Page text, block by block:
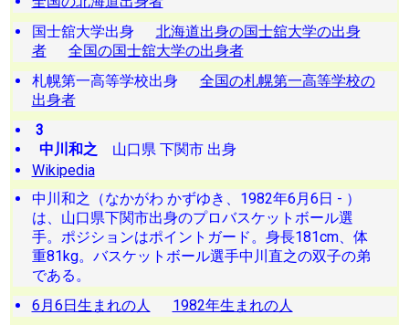
国士舘大学出身 北海道出身の国士舘大学の出身
者
全国の国士舘大学の出身者
札幌第一高等学校出身 全国の札幌第一高等学校の
出身者
3
中川和之 山口県 下関市 出身
Wikipedia
中川和之（なかがわ かずゆき、1982年6月6日 - ）
は、山口県下関市出身のプロバスケットボール選
手。ポジションはポイントガード。身長181cm、体
重81kg。バスケットボール選手中川直之の双子の弟
である。
6月6日生まれの人
1982年生まれの人